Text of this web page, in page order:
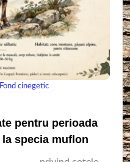
Fond cinegetic
pentru perioada
la specia muflon